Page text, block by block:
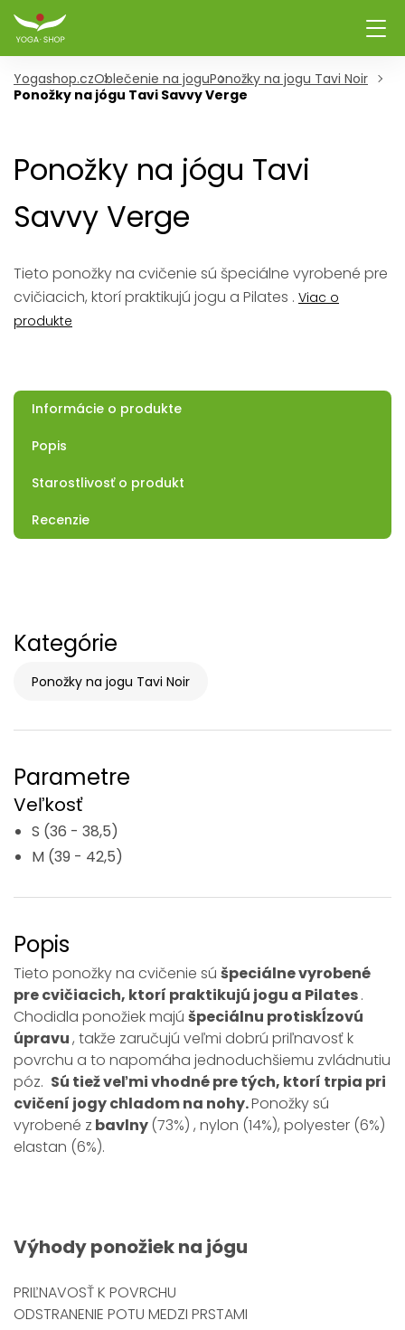
Yogashop.czOblečenie na joguPonožky na jogu Tavi Noir
Ponožky na jógu Tavi Savvy Verge
Ponožky na jógu Tavi
Savvy Verge
Tieto ponožky na cvičenie sú špeciálne vyrobené pre
cvičiacich, ktorí praktikujú jogu a Pilates . Viac o
produkte
Informácie o produkte
Popis
Starostlivosť o produkt
Recenzie
Kategórie
Ponožky na jogu Tavi Noir
Parametre
Veľkosť
S (36 - 38,5)
M (39 - 42,5)
Popis
Tieto ponožky na cvičenie sú špeciálne vyrobené
pre cvičiacich, ktorí praktikujú jogu a Pilates.
Chodidla ponožiek majú špeciálnu protiskĺzovú
úpravu, takže zaručujú veľmi dobrú priľnavosť k
povrchu a to napomáha jednoduchšiemu zvládnutiu
póz. Sú tiež veľmi vhodné pre tých, ktorí trpia pri
cvičení jogy chladom na nohy.Ponožky sú
vyrobené z bavlny (73%) , nylon (14%), polyester (6%)
elastan (6%).
Výhodyponožiek na jógu
PRIĽNAVOSŤ K POVRCHU
ODSTRANENIE POTU MEDZI PRSTAMI